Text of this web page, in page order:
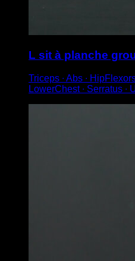
L sit à planche
Triceps ∙ Abs ∙
LowerChest ∙ Serratus ∙